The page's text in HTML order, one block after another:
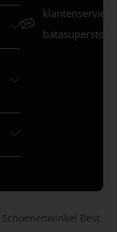
Best